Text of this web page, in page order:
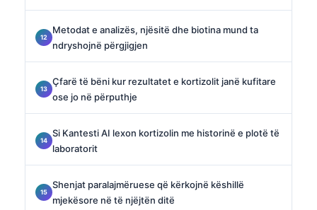
Metodat e analizës, njësitë dhe biotina mund ta
ndryshojnë përgjigjen
Çfarë të bëni kur rezultatet e kortizolit janë kufitare
ose jo në përputhje
Si Kantesti AI lexon kortizolin me historinë e plotë të
laboratorit
Shenjat paralajmëruese që kërkojnë këshillë
mjekësore në të njëjtën ditë